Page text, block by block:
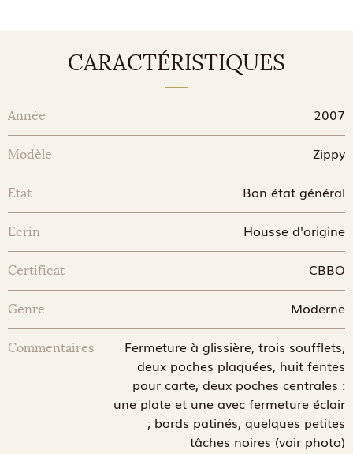
CARACTÉRISTIQUES
Année 2007
Modèle Zippy
Etat Bon état général
Ecrin Housse d'origine
Certificat CBBO
Genre Moderne
Commentaires
Fermeture à glissière, trois soufflets,
deux poches plaquées, huit fentes
pour carte, deux poches centrales :
une plate et une avec fermeture éclair
; bords patinés, quelques petites
tâches noires (voir photo)